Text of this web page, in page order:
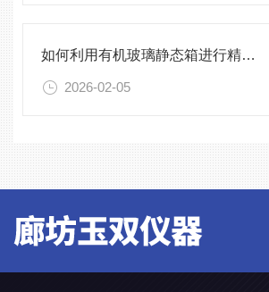
如何利用有机玻璃静态箱进行精确的环境模拟观测？
2026-02-05